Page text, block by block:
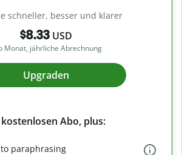
schneller, besser und klarer
$8.33 USD
Monat, jährliche Abrechnung
Upgraden
Abo, plus:
to paraphrasing